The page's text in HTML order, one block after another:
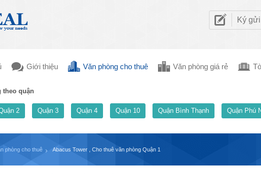
Ký
Giới thiệu Văn phòng cho thuê Văn phòng giá rẻ
theo quận
2 Quận 3 Quận 4 Quận 10 Quận Bình Thạnh Quận Phú
phòng cho thuê Abacus Tower , Cho thuê văn phòng Quận 1